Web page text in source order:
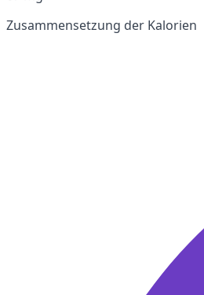
Zusammensetzung der Kalorien